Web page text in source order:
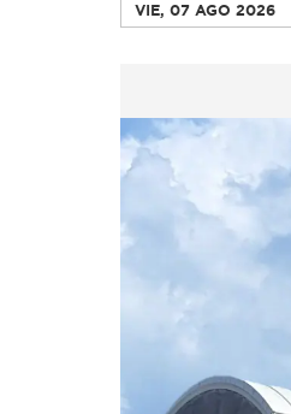
VIE, 07 AGO 2026